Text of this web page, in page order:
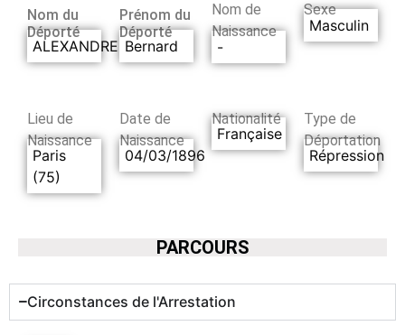
Nom du
Déporté
ALEXANDRE
Prénom du
Déporté
Bernard
Nom de
Naissance
-
Sexe
Masculin
Lieu de
Naissance
Paris
(75)
Date de
Naissance
04/03/1896
Nationalité
Française
Type de
Déportation
Répression
PARCOURS
Circonstances de l'Arrestation